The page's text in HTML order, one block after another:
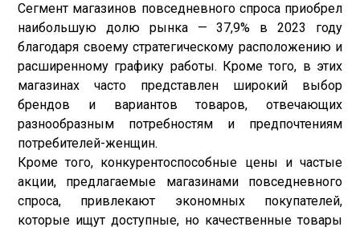
Сегмент магазинов повседневного спроса приобрел
наибольшую долю рынка — 37,9% в 2023 году
благодаря своему стратегическому расположению и
расширенному графику работы. Кроме того, в этих
магазинах часто представлен широкий выбор
брендов и вариантов товаров, отвечающих
разнообразным потребностям и предпочтениям
потребителей-женщин.
Кроме того, конкурентоспособные цены и частые
акции, предлагаемые магазинами повседневного
спроса, привлекают экономных покупателей,
которые ищут доступные, но качественные товары